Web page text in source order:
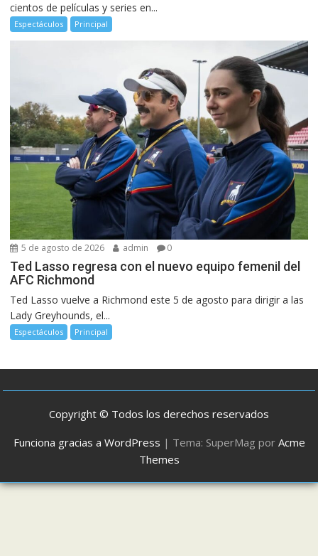
cientos de películas y series en...
Espectáculos Principal
5 de agosto de 2026 admin 0
Ted Lasso regresa con el nuevo equipo femenil del
AFC Richmond
Ted Lasso vuelve a Richmond este 5 de agosto para dirigir a las
Lady Greyhounds, el...
Espectáculos Principal
Copyright © Todos los derechos reservados
Funciona gracias a WordPress | Tema: SuperMag por Acme
Themes